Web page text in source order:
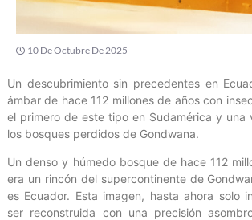
10 De Octubre De 2025
Un descubrimiento sin precedentes en
ámbar de hace 112 millones de años con
el primero de este tipo en Sudamérica y una
los bosques perdidos de Gondwana.
Un denso y húmedo bosque de hace 112
era un rincón del supercontinente de
es Ecuador. Esta imagen, hasta ahora solo
ser reconstruida con una precisión